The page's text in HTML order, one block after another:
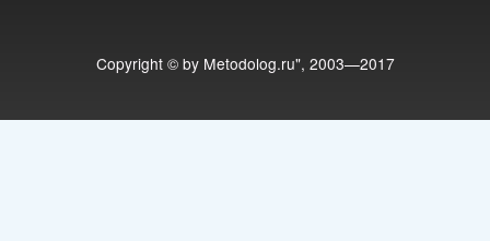
Copyright © by Metodolog.ru", 2003—2017